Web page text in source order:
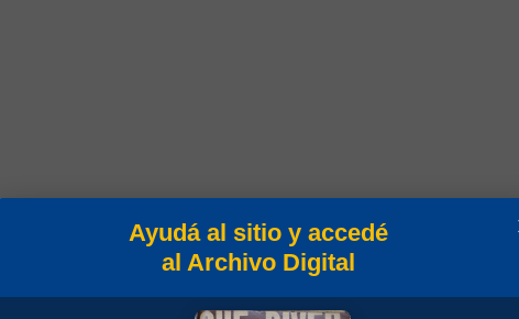
Ayudá al sitio y accedé
al Archivo Digital